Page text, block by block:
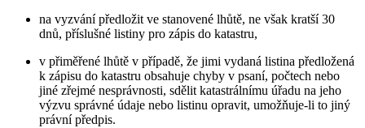
na vyzvání předložit ve stanovené lhůtě, ne však kratší 30
dnů, příslušné listiny pro zápis do katastru,
v přiměřené lhůtě v případě, že jimi vydaná listina předložená
k zápisu do katastru obsahuje chyby v psaní, počtech nebo
jiné zřejmé nesprávnosti, sdělit katastrálnímu úřadu na jeho
výzvu správné údaje nebo listinu opravit, umožňuje-li to jiný
právní předpis.